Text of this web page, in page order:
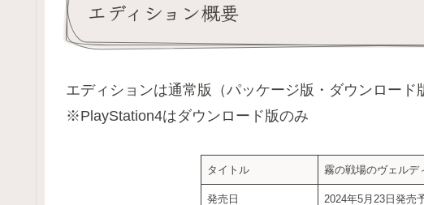
エディション概要
エディションは通常版（パッケージ版・ダウンロード
※PlayStation4はダウンロード版のみ
タイトル 霧の戦場のヴェルデ
発売日 2024年5月23日発売